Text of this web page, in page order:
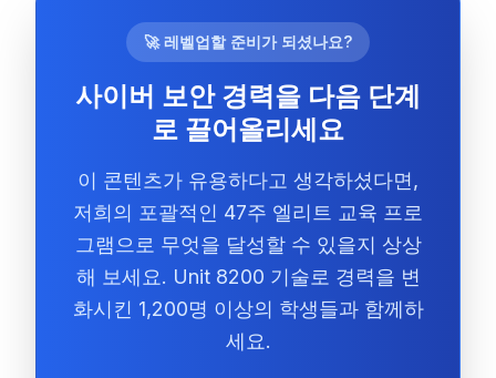
🚀 레벨업할 준비가 되셨나요?
사이버 보안 경력을 다음 단계
로 끌어올리세요
이 콘텐츠가 유용하다고 생각하셨다면,
저희의 포괄적인 47주 엘리트 교육 프로
그램으로 무엇을 달성할 수 있을지 상상
해 보세요. Unit 8200 기술로 경력을 변
화시킨 1,200명 이상의 학생들과 함께하
세요.